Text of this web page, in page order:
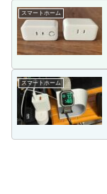
スマートホーム
スマートホーム